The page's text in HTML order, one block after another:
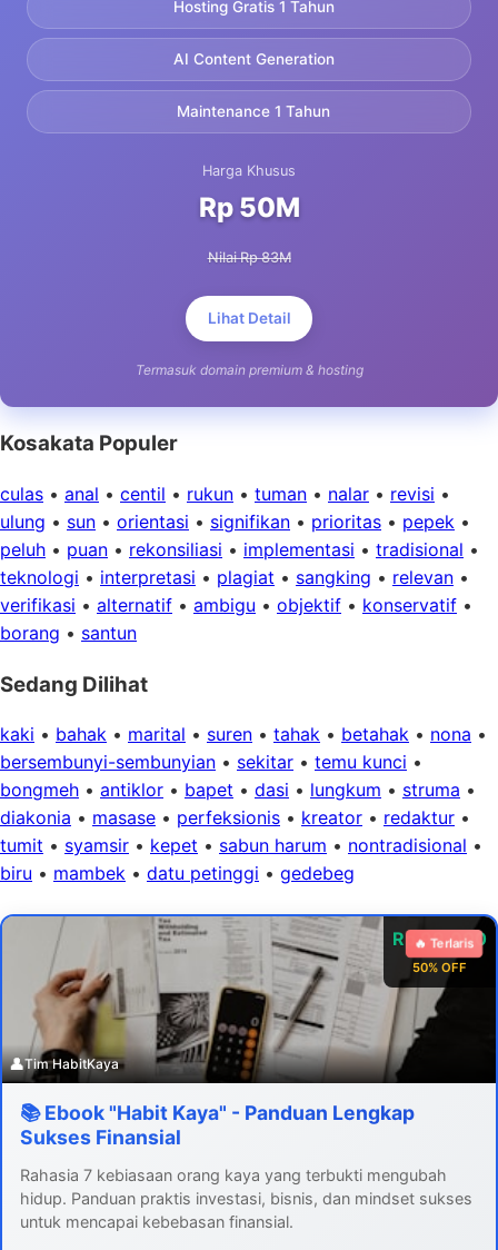
Hosting Gratis 1 Tahun
AI Content Generation
Maintenance 1 Tahun
Harga Khusus
Rp 50M
Nilai Rp 83M
Lihat Detail
Termasuk domain premium & hosting
Kosakata Populer
culas • anal • centil • rukun • tuman • nalar • revisi •
ulung • sun • orientasi • signifikan • prioritas • pepek •
peluh • puan • rekonsiliasi • implementasi • tradisional •
teknologi • interpretasi • plagiat • sangking • relevan •
verifikasi • alternatif • ambigu • objektif • konservatif •
borang • santun
Sedang Dilihat
kaki • bahak • marital • suren • tahak • betahak • nona •
bersembunyi-sembunyian • sekitar • temu kunci •
bongmeh • antiklor • bapet • dasi • lungkum • struma •
diakonia • masase • perfeksionis • kreator • redaktur •
tumit • syamsir • kepet • sabun harum • nontradisional •
biru • mambek • datu petinggi • gedebeg
Rp 99.000
50% OFF
🔥 Terlaris
👤Tim HabitKaya
📚 Ebook "Habit Kaya" - Panduan Lengkap
Sukses Finansial
Rahasia 7 kebiasaan orang kaya yang terbukti mengubah
hidup. Panduan praktis investasi, bisnis, dan mindset sukses
untuk mencapai kebebasan finansial.